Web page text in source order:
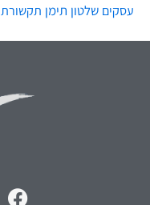
עסקים שלטון תימן תקשורת